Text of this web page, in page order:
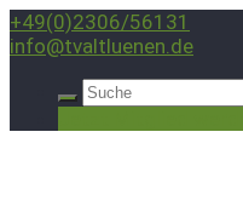
+49(0)2306/56131
info@tvaltluenen.de